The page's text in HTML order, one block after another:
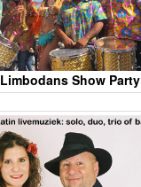
Limbodans Show Party